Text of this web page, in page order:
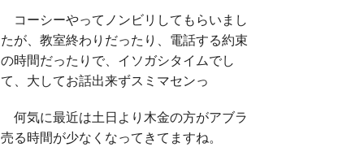
コーシーやってノンビリしてもらいまし
たが、教室終わりだったり、電話する約束
の時間だったりで、イソガシタイムでし
て、大してお話出来ずスミマセンっ
何気に最近は土日より木金の方がアブラ
売る時間が少なくなってきてますね。